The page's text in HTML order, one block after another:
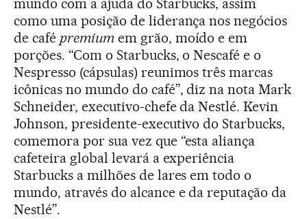
mundo com a ajuda do Starbucks, assim
como uma posição de liderança nos negócios
de café premiumem grão, moído e em
porções. “Com o Starbucks, o Nescafé e o
Nespresso (cápsulas) reunimos três marcas
icônicas no mundo do café”, diz na nota Mark
Schneider, executivo-chefe da Nestlé. Kevin
Johnson, presidente-executivo do Starbucks,
comemora por sua vez que “esta aliança
cafeteira global levará a experiência
Starbucks a milhões de lares em todo o
mundo, através do alcance e da reputação da
Nestlé”.